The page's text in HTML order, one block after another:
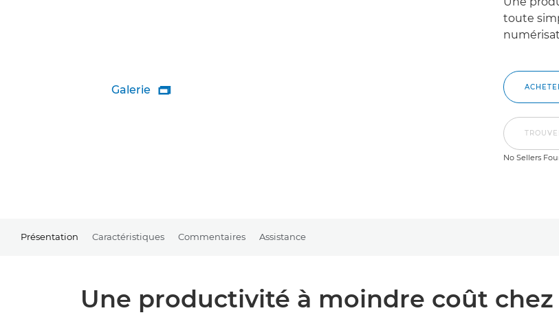
Galerie 
toute
No Sellers
Présentation Caractéristiques Commentaires Assistance
Une productivité à moindre coût chez